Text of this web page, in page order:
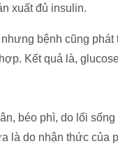
xuất đủ insulin.
bệnh cũng phát
Kết quả là,
béo phì, do lối sống
là do nhận thức của